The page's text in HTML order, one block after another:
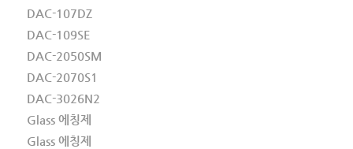
DAC-107DZ
DAC-109SE
DAC-2050SM
DAC-2070S1
DAC-3026N2
Glass 에칭제
Glass 에칭제